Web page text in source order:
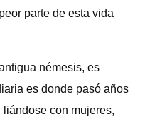
parte de esta vida
némesis, es
es donde pasó años
con mujeres,